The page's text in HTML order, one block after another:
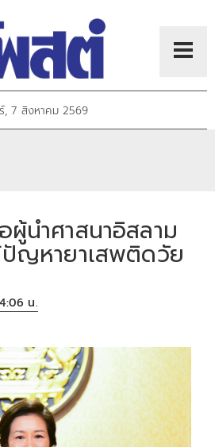
, 7 สิงหาคม 2569
ผู้นำศาสนาอิสลาม
ญหายาเสพติดวัย
น.